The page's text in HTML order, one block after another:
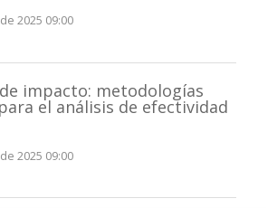
2025 09:00
impacto: metodologías
el análisis de efectividad
2025 09:00